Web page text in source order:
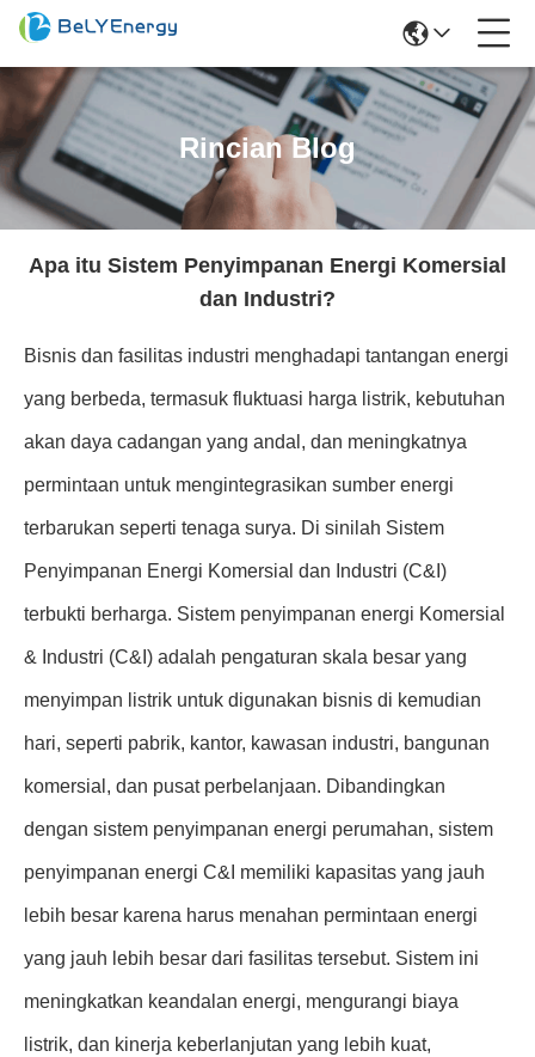
Rincian Blog
Apa itu Sistem Penyimpanan Energi Komersial
dan Industri?
Bisnis dan fasilitas industri menghadapi tantangan energi
yang berbeda, termasuk fluktuasi harga listrik, kebutuhan
akan daya cadangan yang andal, dan meningkatnya
permintaan untuk mengintegrasikan sumber energi
terbarukan seperti tenaga surya. Di sinilah Sistem
Penyimpanan Energi Komersial dan Industri (C&I)
terbukti berharga. Sistem penyimpanan energi Komersial
& Industri (C&I) adalah pengaturan skala besar yang
menyimpan listrik untuk digunakan bisnis di kemudian
hari, seperti pabrik, kantor, kawasan industri, bangunan
komersial, dan pusat perbelanjaan. Dibandingkan
dengan sistem penyimpanan energi perumahan, sistem
penyimpanan energi C&I memiliki kapasitas yang jauh
lebih besar karena harus menahan permintaan energi
yang jauh lebih besar dari fasilitas tersebut. Sistem ini
meningkatkan keandalan energi, mengurangi biaya
listrik, dan kinerja keberlanjutan yang lebih kuat,